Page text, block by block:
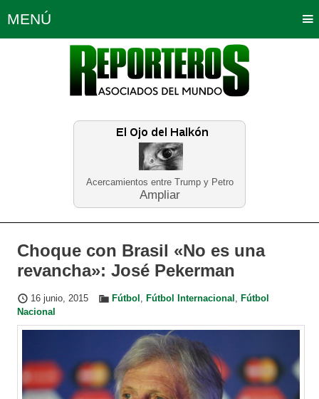
Acercamientos entre Trump y Petro
Ampliar
MENÚ
Política Opinión Bogotá
Planeta Tierra Deportes
Educación Neira
Choque con Brasil «No es una
revancha»: José Pekerman
16 junio, 2015 Fútbol , Fútbol Internacional , Fútbol
Nacional